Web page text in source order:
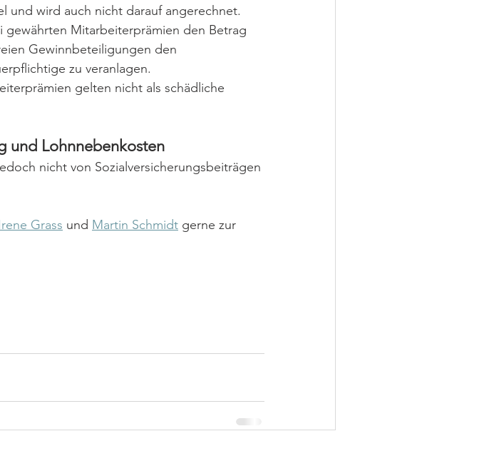
und wird auch nicht darauf angerechnet.
Mitarbeiterprämien den Betrag
Gewinnbeteiligungen den
zu veranlagen.
gelten nicht als schädliche
und Lohnnebenkosten
nicht von Sozialversicherungsbeiträgen
Grass und Martin Schmidt gerne zur